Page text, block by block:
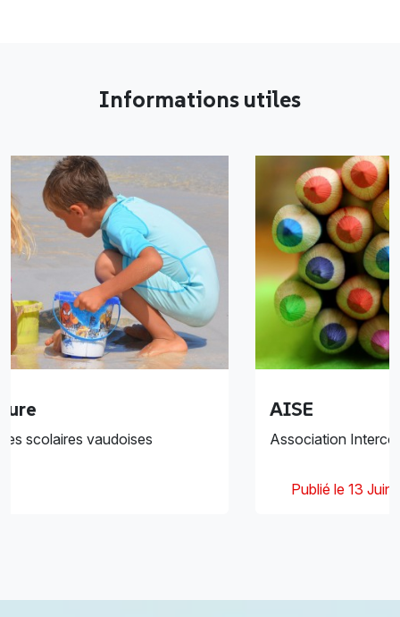
Informations utiles
vacances scolaires vaudoises
Publié